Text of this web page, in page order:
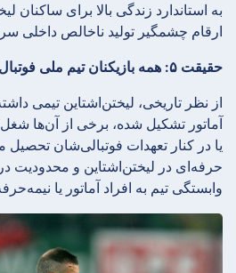
به استاندارد زندگی بالا برای ساکنان
ارقام چشمگیر تولید ناخالص داخلی
حقیقت ۵: همه بازیکنان تیم ملی فوتبال آماتور هستند
از نظر تاریخی، لیختن‌اشتاین تیمی
آماتور تشکیل شده، برخی از آن‌ها
یا در کنار تعهدات فوتبالی‌شان تحصیل
حرفه‌ای در لیختن‌اشتاین و محدودیت در
وابستگی تیم به افراد آماتور یا